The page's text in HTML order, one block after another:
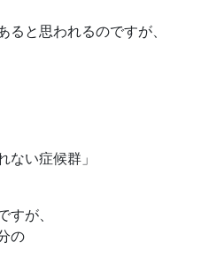
と思われるのですが、
ない症候群」
が、
の